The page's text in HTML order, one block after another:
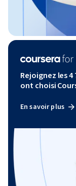
Rejoignez les
ont choisi
En savoir plus